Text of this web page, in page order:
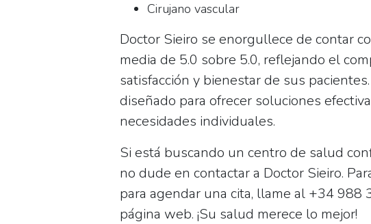
Cirujano vascular
Doctor Sieiro se enorgullece de contar
media de 5.0 sobre 5.0, reflejando el
satisfacción y bienestar de sus
diseñado para ofrecer soluciones
necesidades individuales.
Si está buscando un centro de salud
no dude en contactar a Doctor Sieiro.
para agendar una cita, llame al +34 988
página web. ¡Su salud merece lo mejor!